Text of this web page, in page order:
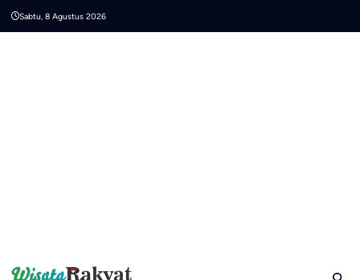
Sabtu, 8 Agustus 2026